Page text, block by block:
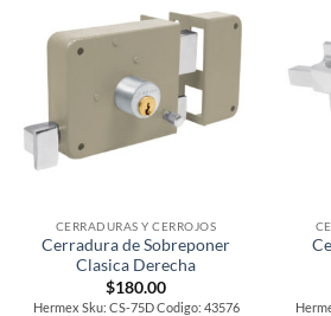
CERRADURAS Y CERROJOS
Cerradura de Sobreponer
Clasica Derecha
$180.00
Hermex Sku: CS-75D Codigo: 43576